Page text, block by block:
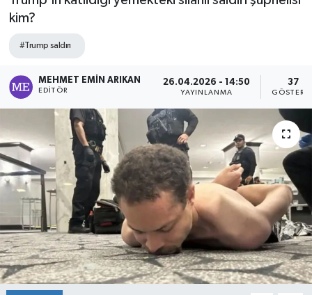
kim?
#Trump saldırı
MEHMET EMIN ARIKAN
EDITÖR
26.04.2026 - 14:50
YAYINLANMA
37